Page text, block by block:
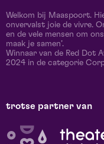
Welkom bij Maaspoort.
onvervalst joie de vivre.
en de vele mensen om
maak je samen’.
Winnaar van de Red Dot
2024 in de categorie
trotse partner van